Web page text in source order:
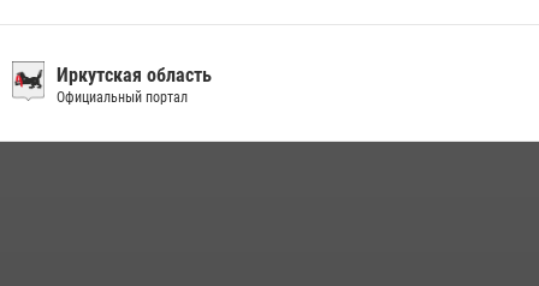
антитеррористической защищенности для полицейских из Иркутска
14 июля 2026, 08:29
Иркутская область
Официальный портал